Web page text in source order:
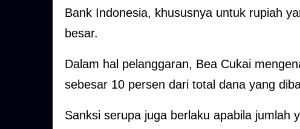
Bank Indonesia, khususnya untuk rupiah
besar.
Dalam hal pelanggaran, Bea Cukai
sebesar 10 persen dari total dana yang
Sanksi serupa juga berlaku apabila jumlah